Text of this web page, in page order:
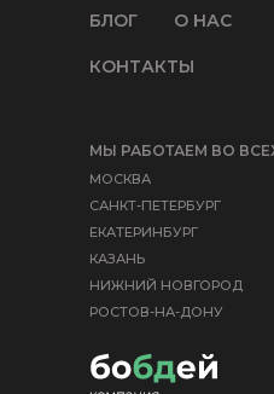
РОСТОВ-НА-ДОНУ
НИЖНИЙ НОВГОРОД
КАЗАНЬ
ЕКАТЕРИНБУРГ
САНКТ-ПЕТЕРБУРГ
МОСКВА
КОНТАКТЫ
О НАС
БЛОГ
МЫ РАБОТАЕМ ВО